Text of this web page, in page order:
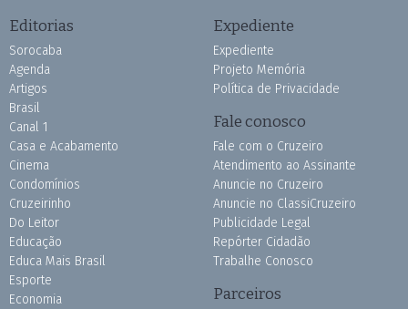
Editorias
Sorocaba
Agenda
Artigos
Brasil
Canal 1
Casa e Acabamento
Cinema
Condomínios
Cruzeirinho
Do Leitor
Educação
Educa Mais Brasil
Esporte
Economia
Expediente
Expediente
Projeto Memória
Política de Privacidade
Fale conosco
Fale com o Cruzeiro
Atendimento ao Assinante
Anuncie no Cruzeiro
Anuncie no ClassiCruzeiro
Publicidade Legal
Repórter Cidadão
Trabalhe Conosco
Parceiros